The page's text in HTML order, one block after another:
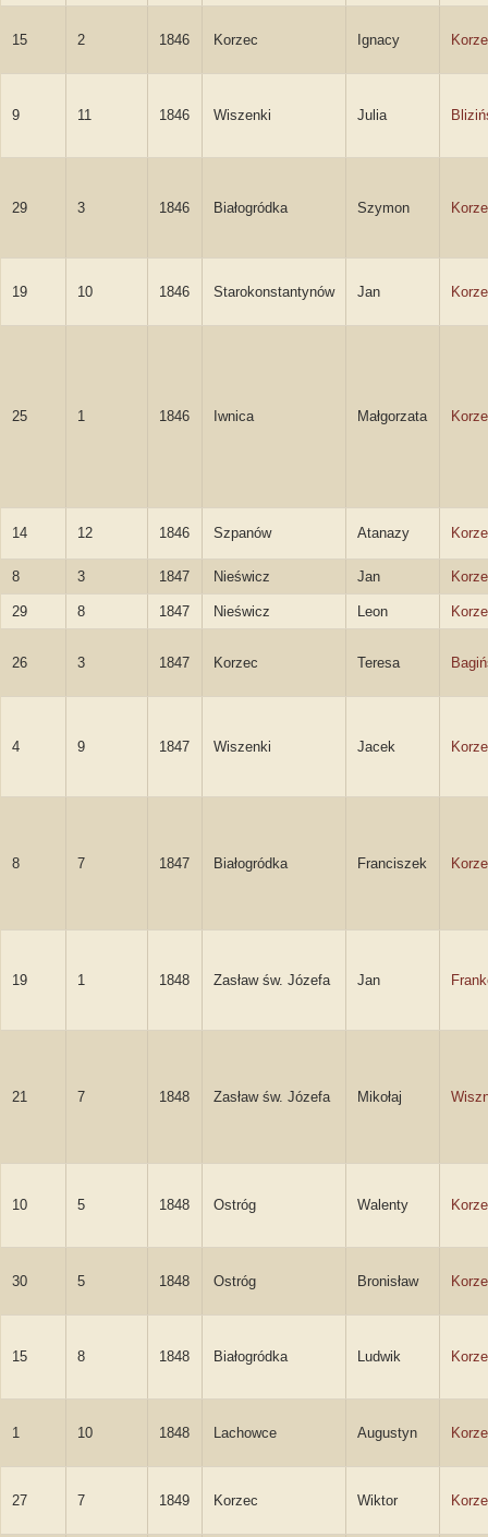
15 2 1846 Korzec Ignacy
9 11 1846 Wiszenki Julia
29 3 1846 Białogródka Szymon
19 10 1846 Starokonstantynów Jan
25 1 1846 Iwnica Małgorzata
14 12 1846 Szpanów Atanazy
8 3 1847 Nieświcz Jan
29 8 1847 Nieświcz Leon
26 3 1847 Korzec Teresa
4 9 1847 Wiszenki Jacek
8 7 1847 Białogródka Franciszek
19 1 1848 Zasław św. Józefa Jan
21 7 1848 Zasław św. Józefa Mikołaj
10 5 1848 Ostróg Walenty
30 5 1848 Ostróg Bronisław
15 8 1848 Białogródka Ludwik
1 10 1848 Lachowce Augustyn
27 7 1849 Korzec Wiktor